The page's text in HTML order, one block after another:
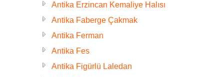
Antika Erzincan Kemaliye Halısı
Antika Faberge Çakmak
Antika Ferman
Antika Fes
Antika Figürlü Laledan